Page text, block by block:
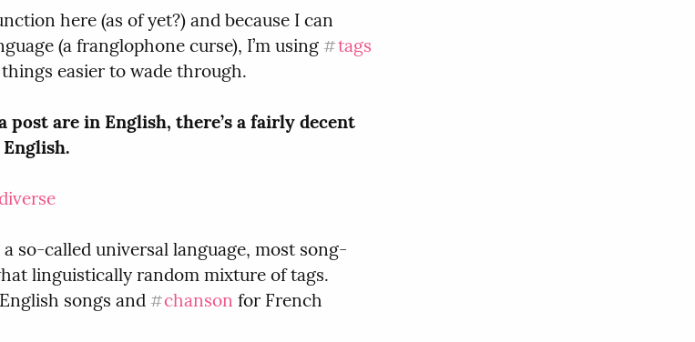
here (as of yet?) and because I can
(a franglophone curse), I’m using #tags
easier to wade through.
are in English, there’s a fairly decent
so-called universal language, most song-
linguistically random mixture of tags.
songs and #chanson for French